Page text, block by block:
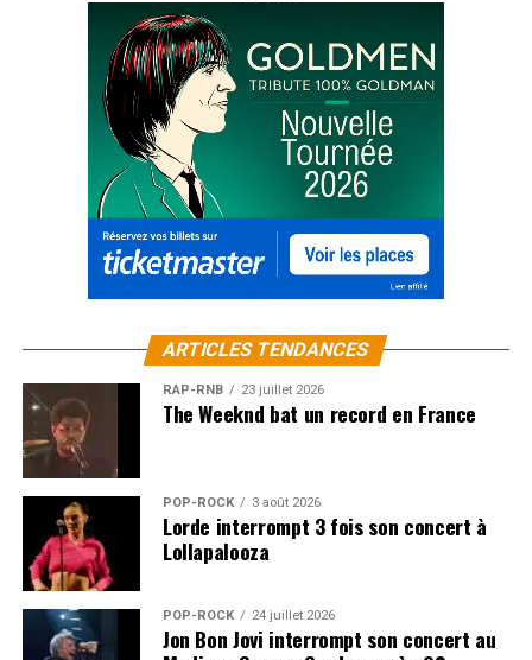
ARTICLES TENDANCES
RAP-RNB 23 juillet 2026
The Weeknd bat un record en France
POP-ROCK 3 août 2026
Lorde interrompt 3 fois son concert à
Lollapalooza
POP-ROCK 24 juillet 2026
Jon Bon Jovi interrompt son concert au